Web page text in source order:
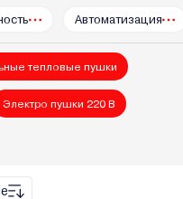
Автоматизация
тепловые пушки
Электро пушки 220 В